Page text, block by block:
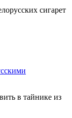
сигарет